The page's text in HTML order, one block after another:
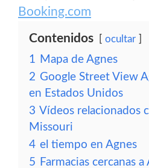
Booking.com
Contenidos ocultar
1 Mapa de Agnes
2 Google Street View
en Estados Unidos
3 Vídeos relacionados
Missouri
4 el tiempo en Agnes
5 Farmacias cercanas